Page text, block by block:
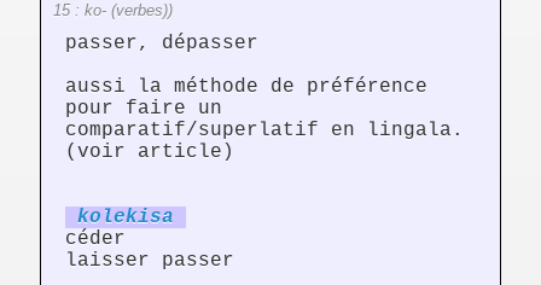
15 : ko- (verbes))
passer, dépasser
aussi la méthode de préférence
pour faire un
comparatif/superlatif en lingala.
(voir article)
kolekisa
céder
laisser passer